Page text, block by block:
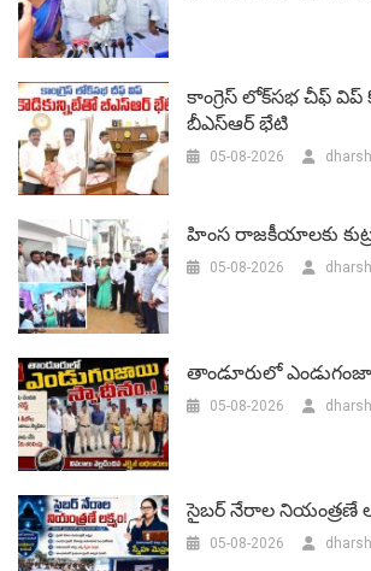
కాంగ్రెస్ లోక్‌సభ చీఫ్ విప్
బీఎస్‌ఆర్‌ భేటి
05-08-2026
హింస రాజకీయాలకు
05-08-2026
తాండూరులో
05-08-2026
సైబర్ నేరాల నియంత్రణే
05-08-2026